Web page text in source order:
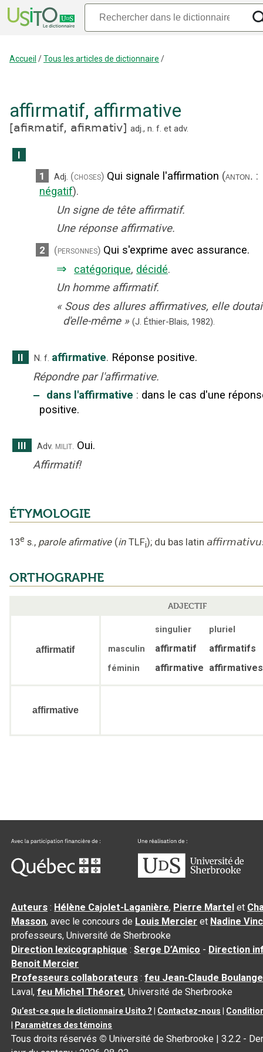
Accueil /Tous les articles de dictionnaire /
affirmatif, affirmative
[afiʀmatif, afiʀmativ] adj., n. f. et adv.
I
1
Adj. (choses) Qui signale l'affirmation (anton. :
négatif).
Un signe de tête affirmatif.
Une réponse affirmative.
2 (personnes) Qui s'exprime avec assurance.
⇒ catégorique, décidé.
Un homme affirmatif.
« Sous des allures affirmatives, elle
d'elle-même » (J. Éthier-Blais, 1982).
II N. f. affirmative. Réponse positive.
Répondre par l'affirmative.
‒ dans l'affirmative : dans le cas d'une
positive.
III Adv. milit. Oui.
Affirmatif!
ÉTYMOLOGIE
13e s., parole afirmative (in TLFi); du bas latin
ORTHOGRAPHE
ADJECTIF
affirmatif
singulier
pluriel
masculin
affirmatif affirmatifs
féminin affirmative affirmatives
affirmative
Auteurs : Hélène Cajolet-Laganière, Pierre Martel et
Masson, avec le concours de Louis Mercier et Nadine
professeurs, Université de Sherbrooke
Direction lexicographique :Serge D’Amico - Direction
Benoit Mercier
Professeurs collaborateurs :feu Jean-Claude
Laval,feu Michel Théoret, Université de Sherbrooke
Qu’est-ce que le dictionnaire Usito ? Contactez-nous
Paramètres des témoins
Tous droits réservés © Université de Sherbrooke |3.2.2 -